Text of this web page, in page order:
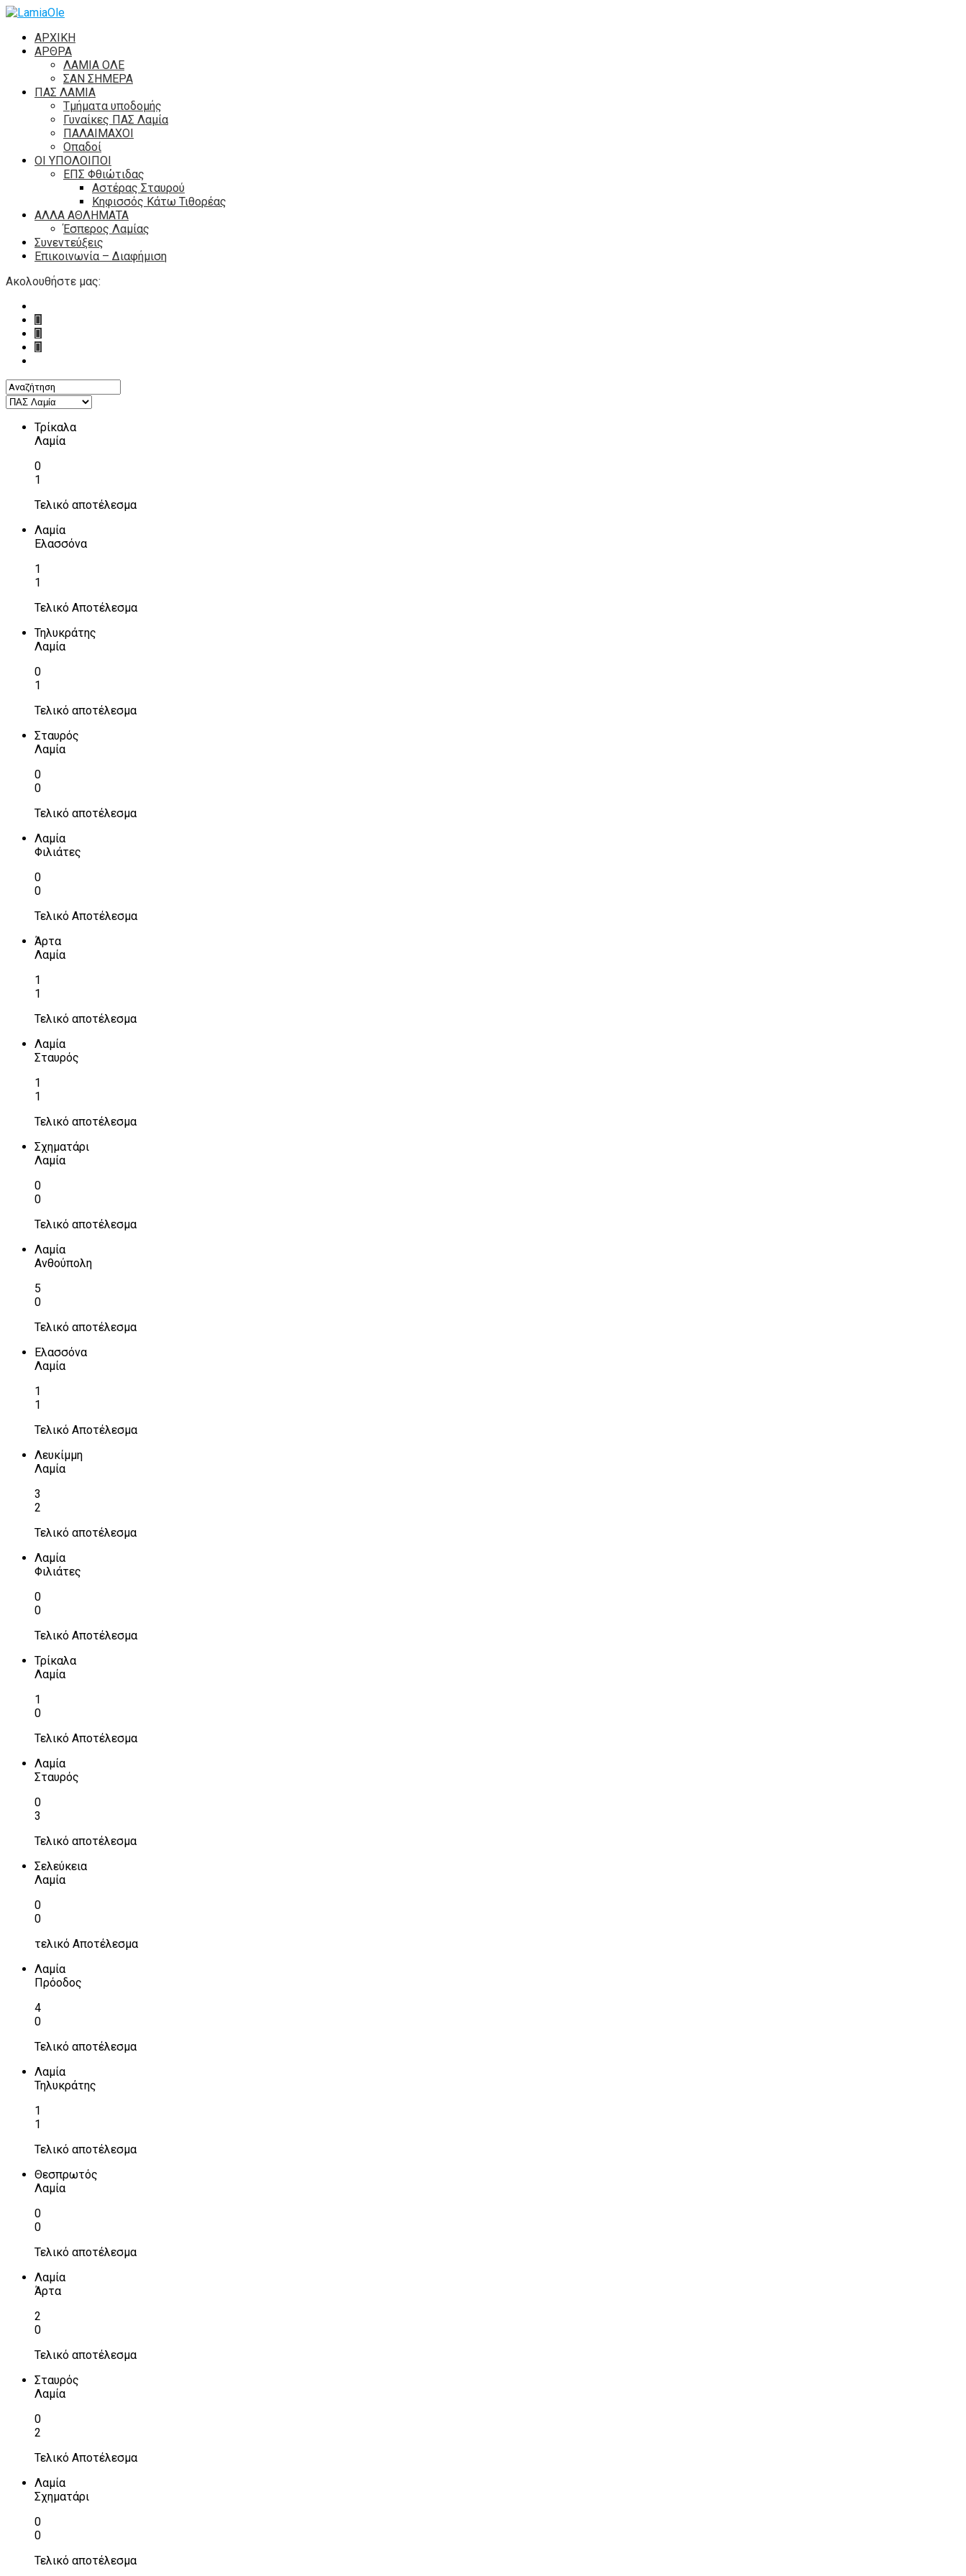
ΑΡΧΙΚΗ
ΑΡΘΡΑ
ΛΑΜΙΑ ΟΛΕ
ΣΑΝ ΣΗΜΕΡΑ
ΠΑΣ ΛΑΜΙΑ
Τμήματα υποδομής
Γυναίκες ΠΑΣ Λαμία
ΠΑΛΑΙΜΑΧΟΙ
Οπαδοί
ΟΙ ΥΠΟΛΟΙΠΟΙ
ΕΠΣ Φθιώτιδας
Αστέρας Σταυρού
Κηφισσός Κάτω Τιθορέας
ΑΛΛΑ ΑΘΛΗΜΑΤΑ
Έσπερος Λαμίας
Συνεντεύξεις
Επικοινωνία – Διαφήμιση
Ακολουθήστε μας:
Τρίκαλα
Λαμία
0
1
Τελικό αποτέλεσμα
Λαμία
Ελασσόνα
1
1
Τελικό Αποτέλεσμα
Τηλυκράτης
Λαμία
0
1
Τελικό αποτέλεσμα
Σταυρός
Λαμία
0
0
Τελικό αποτέλεσμα
Λαμία
Φιλιάτες
0
0
Τελικό Αποτέλεσμα
Άρτα
Λαμία
1
1
Τελικό αποτέλεσμα
Λαμία
Σταυρός
1
1
Τελικό αποτέλεσμα
Σχηματάρι
Λαμία
0
0
Τελικό αποτέλεσμα
Λαμία
Ανθούπολη
5
0
Τελικό αποτέλεσμα
Ελασσόνα
Λαμία
1
1
Τελικό Αποτέλεσμα
Λευκίμμη
Λαμία
3
2
Τελικό αποτέλεσμα
Λαμία
Φιλιάτες
0
0
Τελικό Αποτέλεσμα
Τρίκαλα
Λαμία
1
0
Τελικό Αποτέλεσμα
Λαμία
Σταυρός
0
3
Τελικό αποτέλεσμα
Σελεύκεια
Λαμία
0
0
τελικό Αποτέλεσμα
Λαμία
Πρόοδος
4
0
Τελικό αποτέλεσμα
Λαμία
Τηλυκράτης
1
1
Τελικό αποτέλεσμα
Θεσπρωτός
Λαμία
0
0
Τελικό αποτέλεσμα
Λαμία
Άρτα
2
0
Τελικό αποτέλεσμα
Σταυρός
Λαμία
0
2
Τελικό Αποτέλεσμα
Λαμία
Σχηματάρι
0
0
Τελικό αποτέλεσμα